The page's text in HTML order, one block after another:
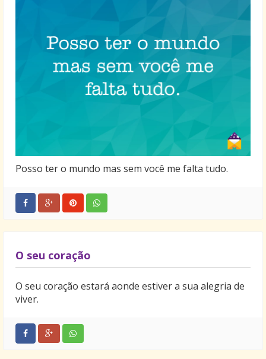
Posso ter o mundo mas sem você me falta tudo.
O seu coração
O seu coração estará aonde estiver a sua alegria de
viver.